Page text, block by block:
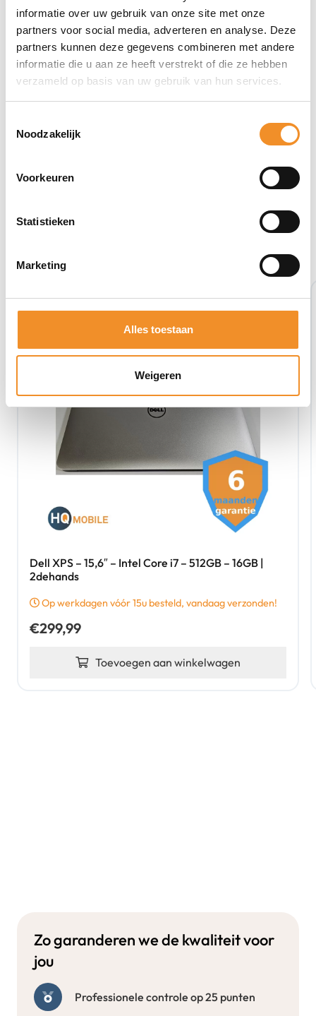
informatie over uw gebruik van onze site met onze
partners voor social media, adverteren en analyse. Deze
partners kunnen deze gegevens combineren met andere
informatie die u aan ze heeft verstrekt of die ze hebben
verzameld op basis van uw gebruik van hun services.
Noodzakelijk
Voorkeuren
Statistieken
Marketing
Alles toestaan
Weigeren
Dell XPS – 15,6″ – Intel Core i7 – 512GB – 16GB |
2dehands
Op werkdagen vóór 15u besteld, vandaag verzonden!
€299,99
Toevoegen aan winkelwagen
Zo garanderen we de kwaliteit voor
jou
Professionele controle op 25 punten